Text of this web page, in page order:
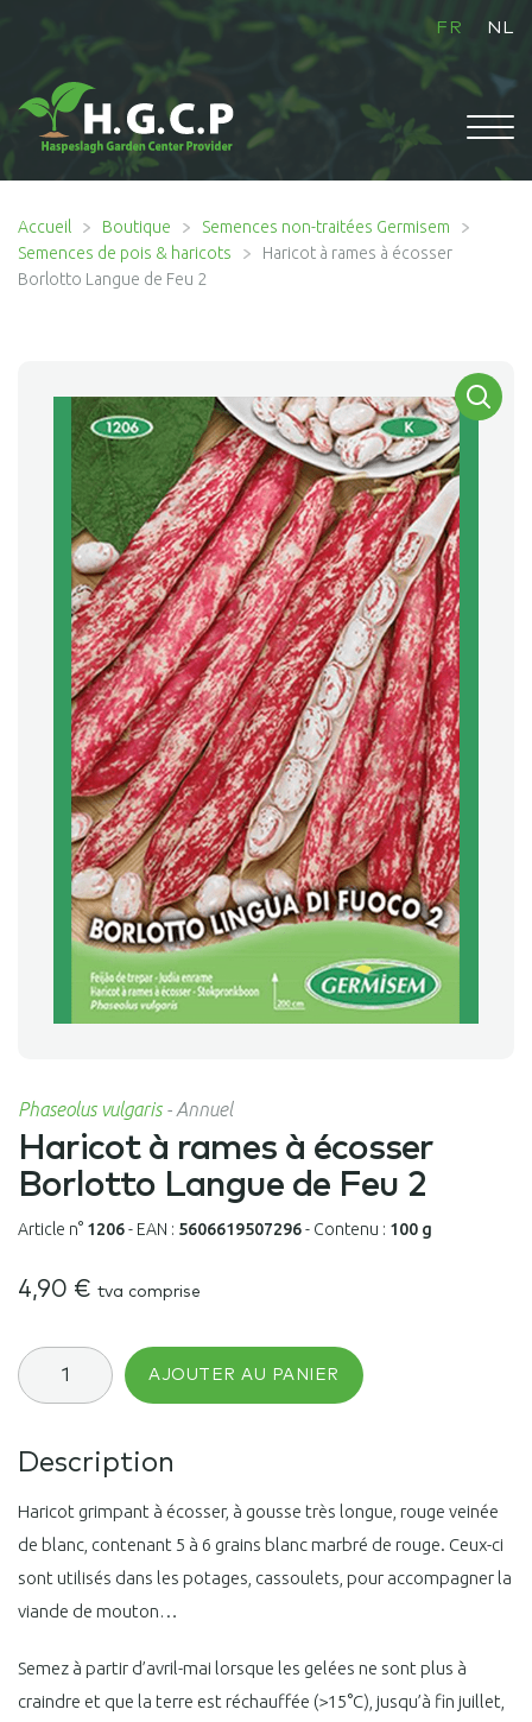
FR NL
ACCUEIL
enfant
Accueil Boutique
Semences non-traitées Germisem
Semences de pois & haricots
Haricot à rames à écosser
Borlotto Langue de Feu 2
Phaseolus vulgaris- Annuel
Haricot à rames à écosser
Borlotto Langue de Feu 2
Article n° 1206- EAN : 5606619507296- Contenu : 100 g
4,90 € tva comprise
quantité
de
Haricot
Borlotto
de
Feu
AJOUTER AU PANIER
Description
Haricot grimpant à écosser, à gousse très longue, rouge veinée
de blanc, contenant 5 à 6 grains blanc marbré de rouge. Ceux-ci
sont utilisés dans les potages, cassoulets, pour accompagner la
viande de mouton…
Semez à partir d’avril-mai lorsque les gelées ne sont plus à
craindre et que la terre est réchauffée (>15°C), jusqu’à fin juillet,